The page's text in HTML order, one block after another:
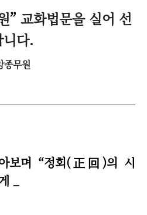
” 교화법문을 실어 선
다.
종무원
보며 “정회(正回)의 시
_